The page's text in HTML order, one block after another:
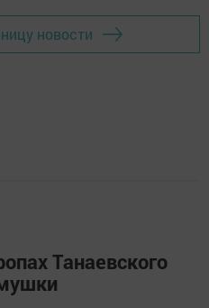
новости
Танаевского